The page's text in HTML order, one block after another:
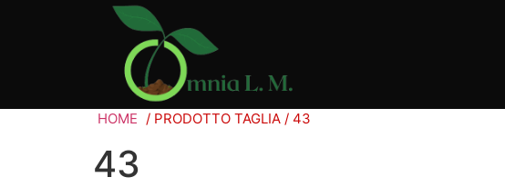
HOME / PRODOTTO TAGLIA / 43
43